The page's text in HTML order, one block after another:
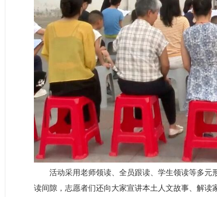
活动采用老师领读、全员跟读、学生领读等多元
读间隙，志愿者们还向大家宣讲本土人文故事、解